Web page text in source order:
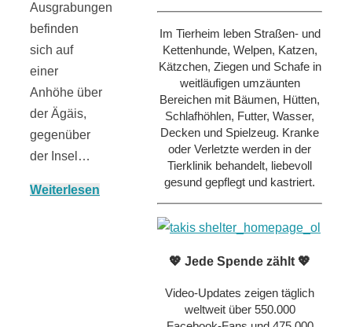
Ausgrabungen
befinden
sich auf
einer
Anhöhe über
der Ägäis,
gegenüber
der Insel…
Weiterlesen
Im Tierheim leben Straßen- und
Kettenhunde, Welpen, Katzen,
Kätzchen, Ziegen und Schafe in
weitläufigen umzäunten
Bereichen mit Bäumen, Hütten,
Schlafhöhlen, Futter, Wasser,
Decken und Spielzeug. Kranke
oder Verletzte werden in der
Tierklinik behandelt, liebevoll
gesund gepflegt und kastriert.
💖 Jede Spende zählt 💖
Video-Updates zeigen täglich
weltweit über 550.000